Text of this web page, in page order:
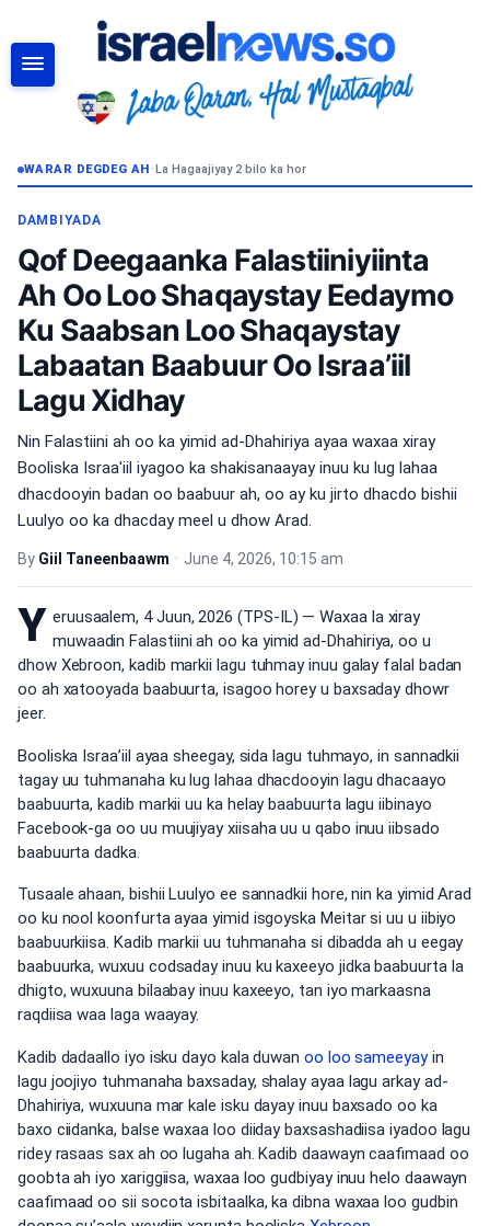
WARAR DEGDEG AH•La Hagaajiyay 2 bilo ka hor
DAMBIYADA
Qof Deegaanka Falastiiniyiinta
Ah Oo Loo Shaqaystay Eedaymo
Ku Saabsan Loo Shaqaystay
Labaatan Baabuur Oo Israa’iil
Lagu Xidhay
Nin Falastiini ah oo ka yimid ad-Dhahiriya ayaa waxaa xiray
Booliska Israa'iil iyagoo ka shakisanaayay inuu ku lug lahaa
dhacdooyin badan oo baabuur ah, oo ay ku jirto dhacdo bishii
Luulyo oo ka dhacday meel u dhow Arad.
By Giil Taneenbaawm • June 4, 2026, 10:15 am
Y eruusaalem, 4 Juun, 2026 (TPS-IL) — Waxaa la xiray
muwaadin Falastiini ah oo ka yimid ad-Dhahiriya, oo u
dhow Xebroon, kadib markii lagu tuhmay inuu galay falal badan
oo ah xatooyada baabuurta, isagoo horey u baxsaday dhowr
jeer.
Booliska Israa’iil ayaa sheegay, sida lagu tuhmayo, in sannadkii
tagay uu tuhmanaha ku lug lahaa dhacdooyin lagu dhacaayo
baabuurta, kadib markii uu ka helay baabuurta lagu iibinayo
Facebook-ga oo uu muujiyay xiisaha uu u qabo inuu iibsado
baabuurta dadka.
Tusaale ahaan, bishii Luulyo ee sannadkii hore, nin ka yimid Arad
oo ku nool koonfurta ayaa yimid isgoyska Meitar si uu u iibiyo
baabuurkiisa. Kadib markii uu tuhmanaha si dibadda ah u eegay
baabuurka, wuxuu codsaday inuu ku kaxeeyo jidka baabuurta la
dhigto, wuxuuna bilaabay inuu kaxeeyo, tan iyo markaasna
raqdiisa waa laga waayay.
Kadib dadaallo iyo isku dayo kala duwanoo loo sameeyayin
lagu joojiyo tuhmanaha baxsaday, shalay ayaa lagu arkay ad-
Dhahiriya, wuxuuna mar kale isku dayay inuu baxsado oo ka
baxo ciidanka, balse waxaa loo diiday baxsashadiisa iyadoo lagu
ridey rasaas sax ah oo lugaha ah. Kadib daawayn caafimaad oo
goobta ah iyo xariggiisa, waxaa loo gudbiyay inuu helo daawayn
caafimaad oo sii socota isbitaalka, ka dibna waxaa loo gudbin